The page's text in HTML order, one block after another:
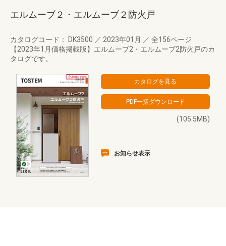
エルムーブ２・エルムーブ２防火戸
カタログコード： DK3500 ／ 2023年01月 ／ 全156ページ
【2023年1月価格掲載版】エルムーブ2・エルムーブ2防火戸のカ
タログです。
(105.5MB)
お知らせ表示